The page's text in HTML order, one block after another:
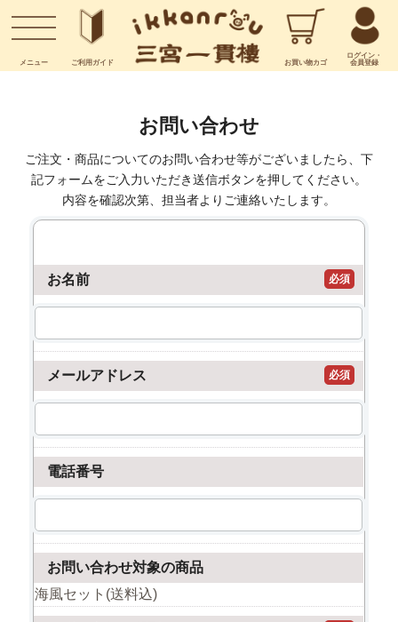
メニュー ご利用 ガイド お買い物カゴ
ログイン・
会員登録
お問い合わせ
お問い合わせ
ご注文・商品についてのお問い合わせ等がございましたら、下
記フォームをご入力いただき送信ボタンを押してください。
内容を確認次第、担当者よりご連絡いたします。
お名前 必須
メールアドレス 必須
電話番号
お問い合わせ対象の商品
海風セット(送料込)